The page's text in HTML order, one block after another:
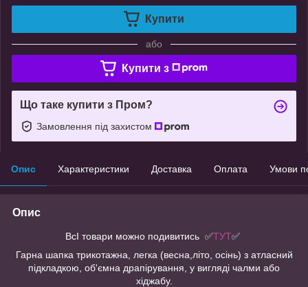
Купити
або
Купити з
Що таке купити з Пром?
Замовлення під захистом
Опис Характеристики Доставка Оплата Умови
Опис
ВсІ товари можно подивитись ✅ТУТ✅
Гарна шапка трикотажна, легка (весна,літо, осінь) з атласний
підкладкою, об'ємна драпірування, у вигляді чалми або
хіджабу.